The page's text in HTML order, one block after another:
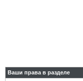
Ваши права в разделе